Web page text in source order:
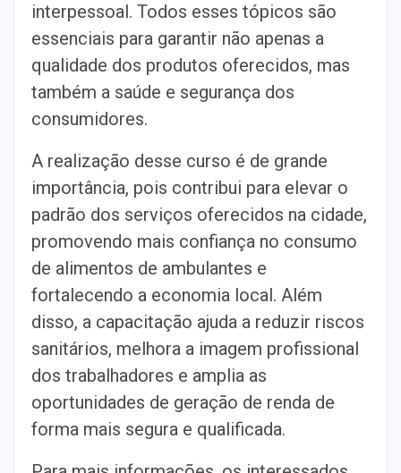
interpessoal. Todos esses tópicos são
essenciais para garantir não apenas a
qualidade dos produtos oferecidos, mas
também a saúde e segurança dos
consumidores.
A realização desse curso é de grande
importância, pois contribui para elevar o
padrão dos serviços oferecidos na cidade,
promovendo mais confiança no consumo
de alimentos de ambulantes e
fortalecendo a economia local. Além
disso, a capacitação ajuda a reduzir riscos
sanitários, melhora a imagem profissional
dos trabalhadores e amplia as
oportunidades de geração de renda de
forma mais segura e qualificada.